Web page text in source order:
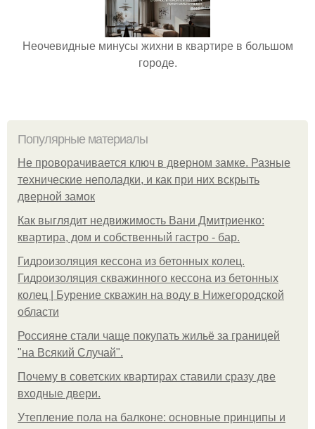
Неочевидные минусы жихни в квартире в большом
городе.
Популярные материалы
Не проворачивается ключ в дверном замке. Разные
технические неполадки, и как при них вскрыть
дверной замок
Как выглядит недвижимость Вани Дмитриенко:
квартира, дом и собственный гастро - бар.
Гидроизоляция кессона из бетонных колец.
Гидроизоляция скважинного кессона из бетонных
колец | Бурение скважин на воду в Нижегородской
области
Россияне стали чаще покупать жильё за границей
"на Всякий Случай".
Почему в советских квартирах ставили сразу две
входные двери.
Утепление пола на балконе: основные принципы и